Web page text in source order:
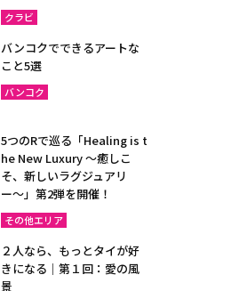
クラビ
バンコクでできるアートな
こと5選
バンコク
5つのRで巡る「Healing is t
he New Luxury ～癒しこ
そ、新しいラグジュアリ
ー〜」第2弾を開催！
その他エリア
２人なら、もっとタイが好
きになる｜第１回：愛の風
景